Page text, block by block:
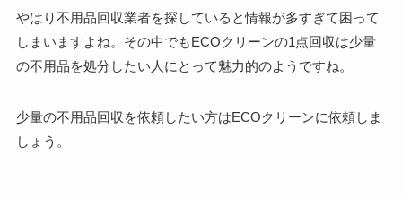
やはり不用品回収業者を探していると情報が多すぎて困って
しまいますよね。その中でもECOクリーンの1点回収は少量
の不用品を処分したい人にとって魅力的のようですね。
少量の不用品回収を依頼したい方はECOクリーンに依頼しま
しょう。